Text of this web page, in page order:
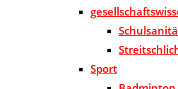
Sport